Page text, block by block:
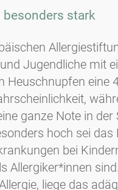
besonders stark
Jugendliche mit
Heuschnupfen eine
ganze Note in der
hoch sei das
bei
Allergiker*innen
liege das